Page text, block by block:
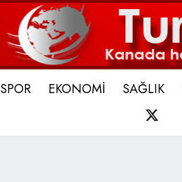
SPOR EKONOMİ SAĞLIK